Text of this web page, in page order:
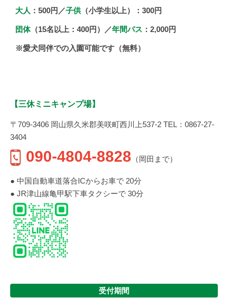
大人 ：500円／子供（小学生以上）：300円
団体（15名以上：400円）／年間パス ：2,000円
※愛犬同伴での入園可能です（無料）
【三休ミニキャンプ場】
〒709-3406 岡山県久米郡美咲町西川上537-2 TEL：0867-27-
3404
090-4804-8828 （岡田まで）
● 中国自動車道落合ICからお車で 20分
● JR津山線亀甲駅下車タクシーで 30分
受付期間